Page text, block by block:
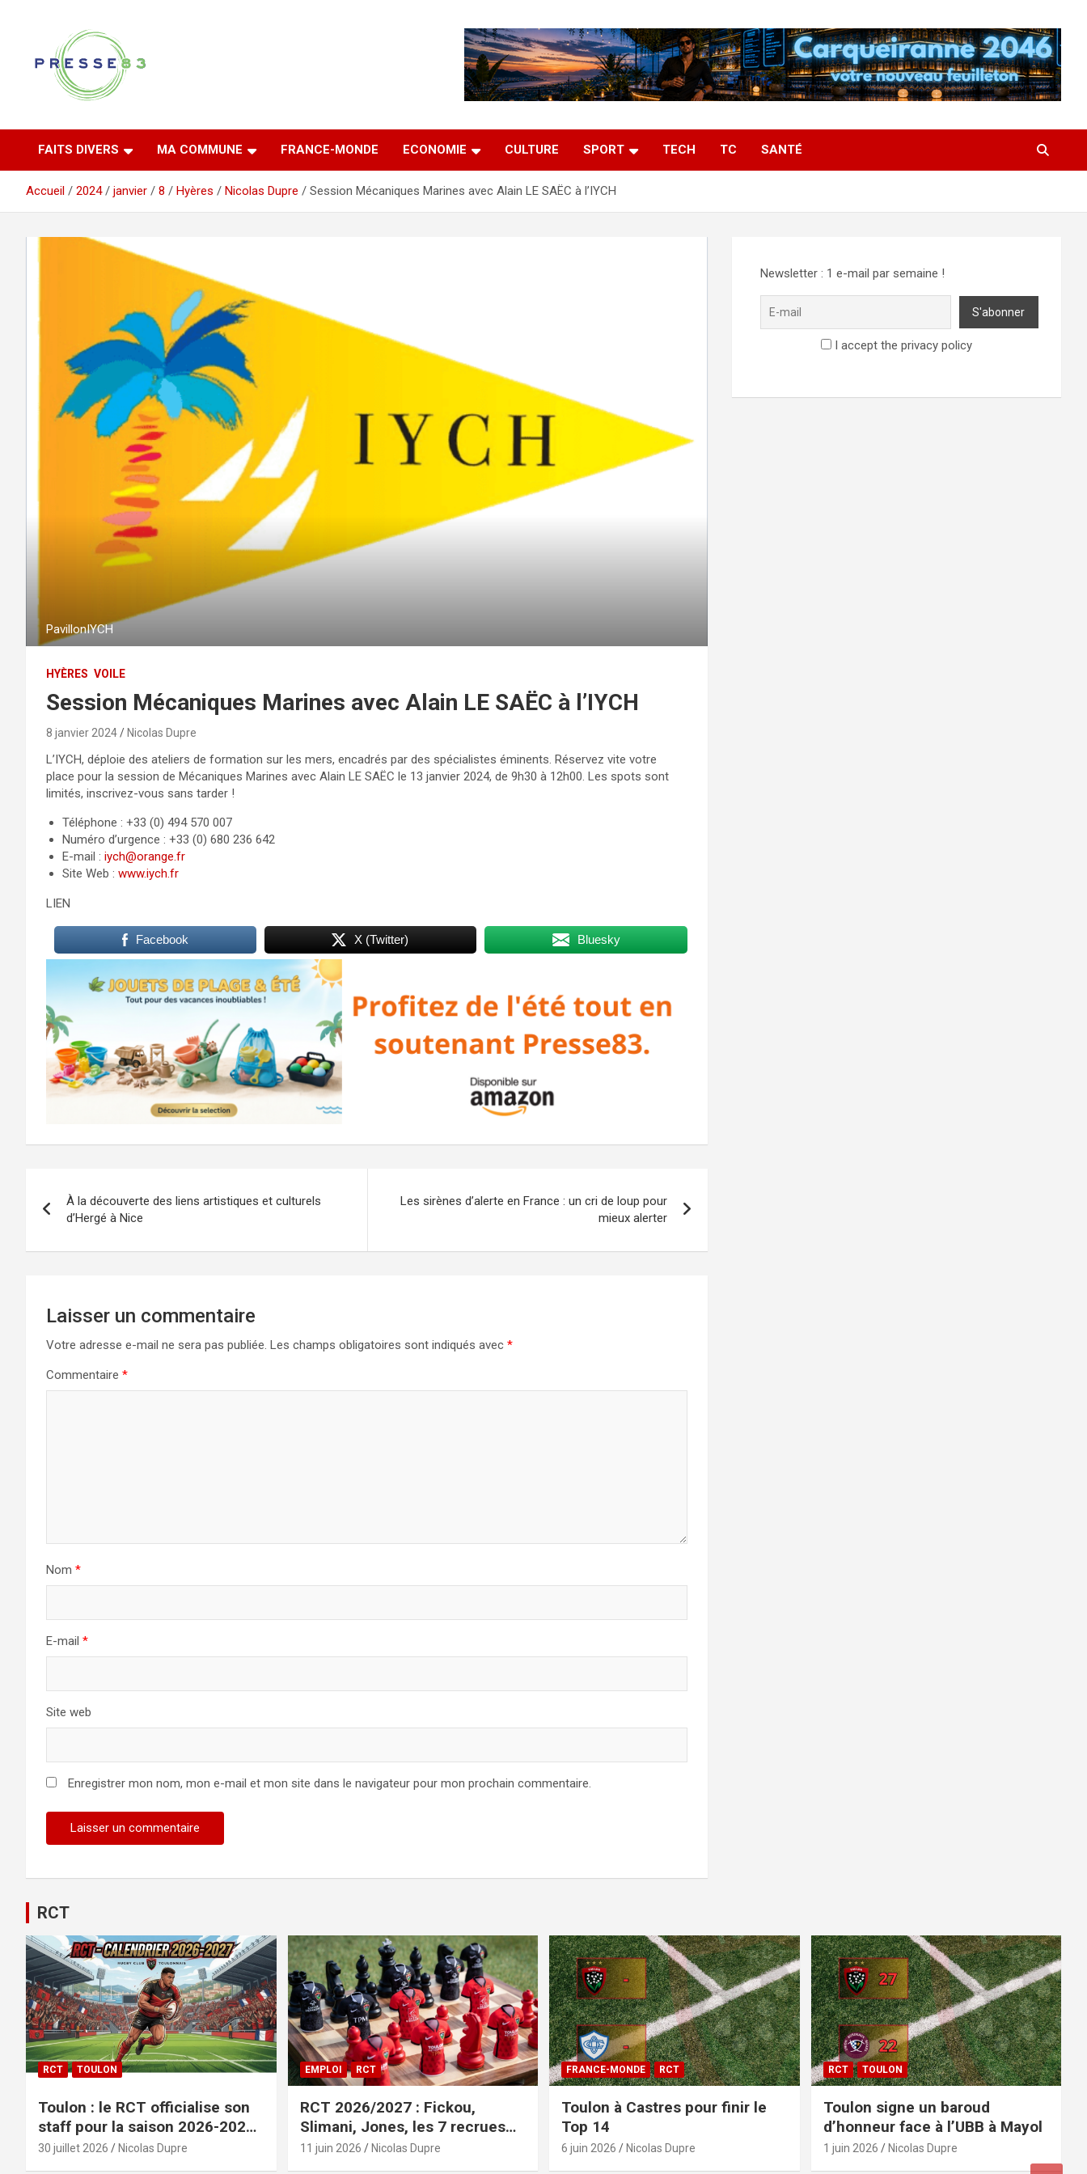
Presse 83
FAITS DIVERS MA COMMUNE FRANCE-MONDE ECONOMIE CULTURE SPORT TECH TC SANTÉ
Accueil 2024 janvier 8 Hyères Nicolas Dupre Session Mécaniques Marines avec Alain LE SAËC à l’IYCH
PavillonIYCH
HYÈRES VOILE
Session Mécaniques Marines avec Alain LE SAËC à l’IYCH
8 janvier 2024 Nicolas Dupre
L’IYCH, déploie des ateliers de formation sur les mers, encadrés par des spécialistes éminents. Réservez vite votre
place pour la session de Mécaniques Marines avec Alain LE SAËC le 13 janvier 2024, de 9h30 à 12h00. Les spots sont
limités, inscrivez-vous sans tarder !
Téléphone : +33 (0) 494 570 007
Numéro d’urgence : +33 (0) 680 236 642
E-mail : iych@orange.fr
Site Web : www.iych.fr
LIEN
Facebook X (Twitter) Bluesky
de
l’article
À la découverte des liens artistiques et culturels
d’Hergé à Nice
Les sirènes d’alerte en France : un cri de loup pour
mieux alerter
Laisser un commentaire
Votre adresse e-mail ne sera pas publiée. Les champs obligatoires sont indiqués avec *
Commentaire *
Nom *
E-mail *
Site web
Enregistrer mon nom, mon e-mail et mon site dans le navigateur pour mon prochain commentaire.
Newsletter : 1 e-mail par semaine !
I accept the privacy policy
RCT
RCT TOULON
Toulon : le RCT officialise son
staff pour la saison 2026-2027+
le calendrier
30 juillet 2026 Nicolas Dupre
EMPLOI RCT
RCT 2026/2027 : Fickou,
Slimani, Jones, les 7 recrues
officialisées
11 juin 2026 Nicolas Dupre
FRANCE-MONDE RCT
Toulon à Castres pour finir le
Top 14
6 juin 2026 Nicolas Dupre
RCT TOULON
Toulon signe un baroud
d’honneur face à l’UBB à Mayol
1 juin 2026 Nicolas Dupre